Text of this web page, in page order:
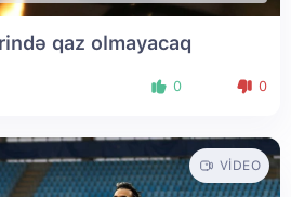
qaz olmayacaq
0 0
VIDEO